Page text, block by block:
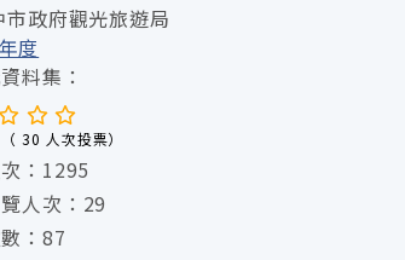
市政府觀光旅遊局
度
料集：
30 人次投票）
：1295
人次：29
：87